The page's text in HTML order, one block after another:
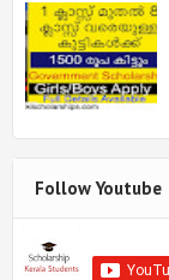
Follow Youtube